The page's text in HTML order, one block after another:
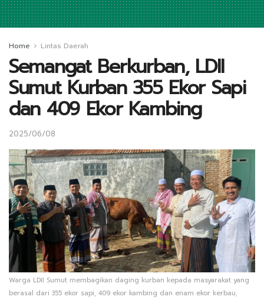
Home Lintas Daerah
Semangat Berkurban, LDII
Sumut Kurban 355 Ekor Sapi
dan 409 Ekor Kambing
2025/06/08
Warga LDII Sumut membagikan daging kurban kepada masyarakat yang
berasal dari 355 ekor sapi, 409 ekor kambing dan enam ekor kerbau,